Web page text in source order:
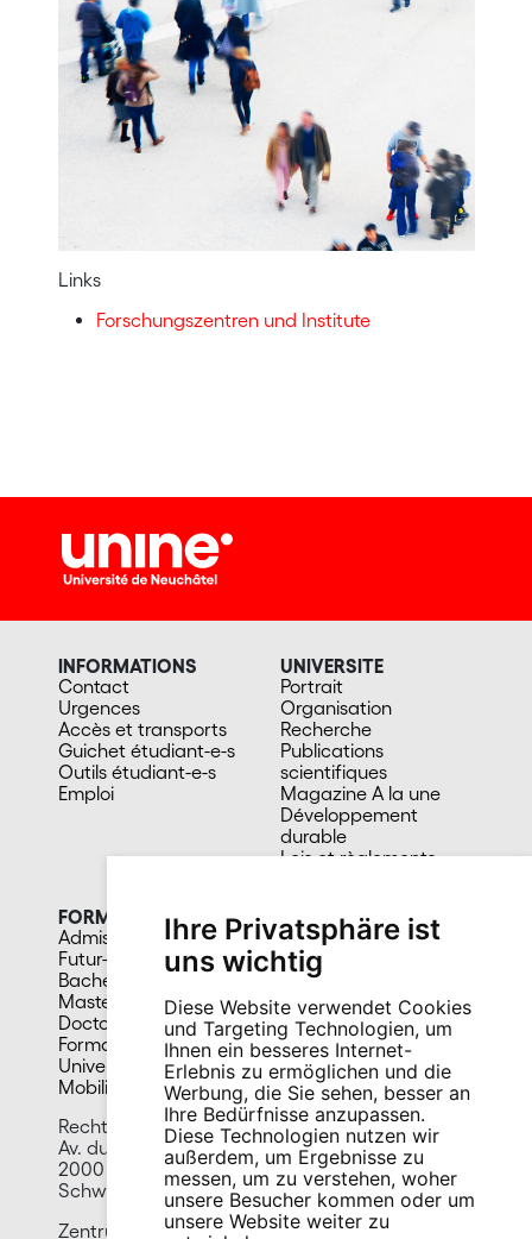
Ihre Privatsphäre ist
uns wichtig
Diese Website verwendet Cookies
und Targeting Technologien, um
Ihnen ein besseres Internet-
Erlebnis zu ermöglichen und die
Werbung, die Sie sehen, besser an
Ihre Bedürfnisse anzupassen.
Diese Technologien nutzen wir
außerdem, um Ergebnisse zu
messen, um zu verstehen, woher
unsere Besucher kommen oder um
unsere Website weiter zu
Links
Forschungszentren und Institute
INFORMATIONS
Contact
Urgences
Accès et transports
Guichet étudiant-e-s
Outils étudiant-e-s
Emploi
UNIVERSITE
Portrait
Organisation
Recherche
Publications
scientifiques
Magazine A la une
Développement
durable
Lois et règlements
FORMATION
Admission
Futur-e étudiant-e
Bachelors
Masters
Doctorat
Formation continue
Université du 3e âge
Mobilité
CAMPUS
Bibliothèques
Culture et vie sociale
Sports
Santé
Cafétérias
En images
Rechtswissenschaftliche Fakultät
Av. du 1er-Mars 26
2000 Neuenburg
Schweiz
Zentrum für Migrationsrecht